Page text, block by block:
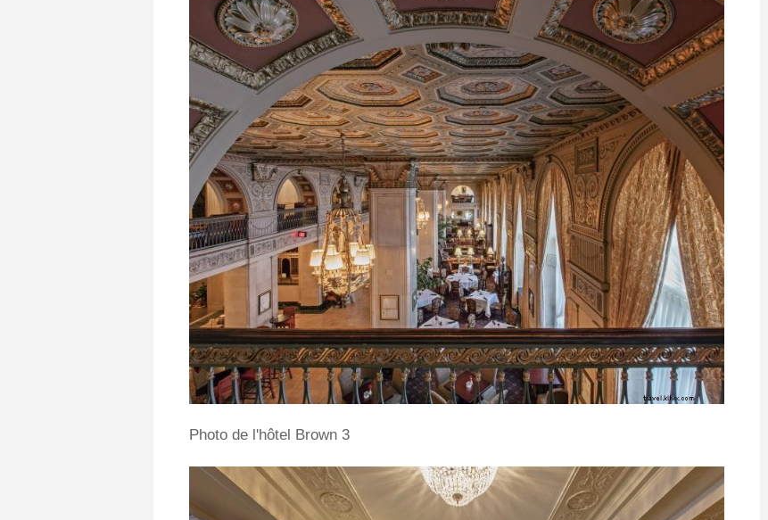
Photo de l'hôtel Brown 3